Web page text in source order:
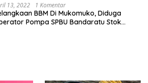
13, 2022 1 Komentar
BBM Di Mukomuko, Diduga
Pompa SPBU Bandaratu Stok